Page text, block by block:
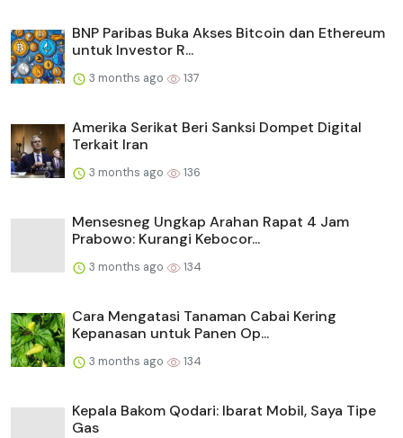
BNP Paribas Buka Akses Bitcoin dan Ethereum
untuk Investor R...
3 months ago 137
Amerika Serikat Beri Sanksi Dompet Digital
Terkait Iran
3 months ago 136
Mensesneg Ungkap Arahan Rapat 4 Jam
Prabowo: Kurangi Kebocor...
3 months ago 134
Cara Mengatasi Tanaman Cabai Kering
Kepanasan untuk Panen Op...
3 months ago 134
Kepala Bakom Qodari: Ibarat Mobil, Saya Tipe
Gas